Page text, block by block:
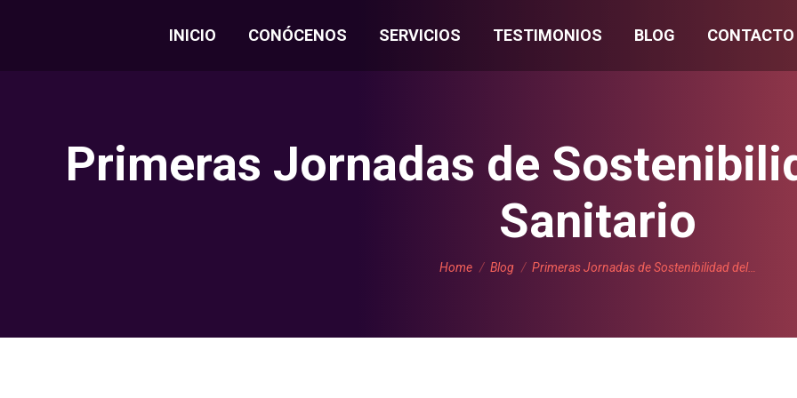
INICIO CONÓCENOS SERVICIOS TESTIMONIOS BLOG CONTACTO
Primeras Jornadas de
Sanitario
You are here:
Home Blog Primeras Jornadas de Sostenibilidad del…